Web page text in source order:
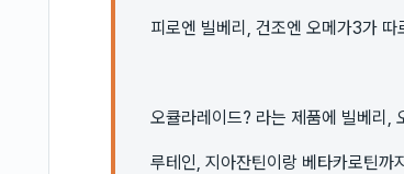
피로엔 빌베리, 건조엔 오메가3가
오큘라레이드? 라는 제품에 빌베리,
루테인, 지아잔틴이랑 베타카로틴까